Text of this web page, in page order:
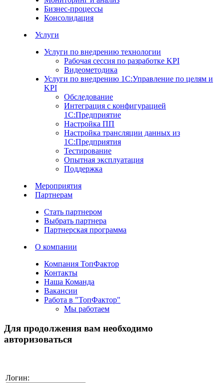
Бизнес-процессы
Консолидация
Услуги
Услуги по внедрению технологии
Рабочая сессия по разработке KPI
Видеометодика
Услуги по внедрению 1С:Управление по целям и
KPI
Обследование
Интеграция с конфигурацией
1С:Предприятие
Настройка ПП
Настройка трансляции данных из
1С:Предприятия
Тестирование
Опытная эксплуатация
Поддержка
Мероприятия
Партнерам
Стать партнером
Выбрать партнера
Партнерская программа
О компании
Компания ТопФактор
Контакты
Наша Команда
Вакансии
Работа в "ТопФактор"
Мы работаем
Для продолжения вам необходимо
авторизоваться
Логин: